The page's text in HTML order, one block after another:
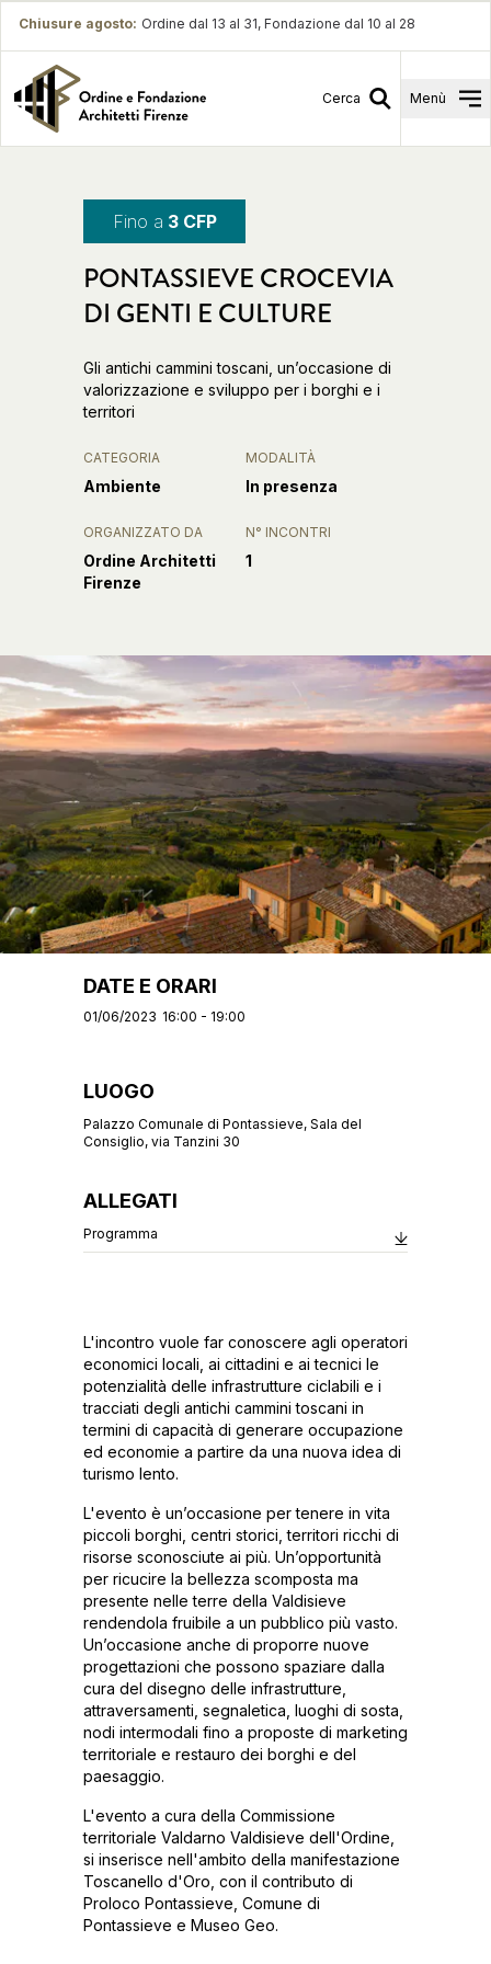
Chiusure agosto: Ordine dal 13 al 31, Fondazione dal 10 al 28
Cerca Menù
Fino a 3 CFP
PONTASSIEVE CROCEVIA
DI GENTI E CULTURE
Gli antichi cammini toscani, un’occasione di
valorizzazione e sviluppo per i borghi e i
territori
CATEGORIA
Ambiente
MODALITÀ
In presenza
ORGANIZZATO DA
Ordine Architetti
Firenze
N° INCONTRI
1
DATE E ORARI
01/06/2023 16:00 - 19:00
LUOGO
Palazzo Comunale di Pontassieve, Sala del
Consiglio, via Tanzini 30
ALLEGATI
Programma
L'incontro vuole far conoscere agli operatori
economici locali, ai cittadini e ai tecnici le
potenzialità delle infrastrutture ciclabili e i
tracciati degli antichi cammini toscani in
termini di capacità di generare occupazione
ed economie a partire da una nuova idea di
turismo lento.
L'evento è un’occasione per tenere in vita
piccoli borghi, centri storici, territori ricchi di
risorse sconosciute ai più. Un’opportunità
per ricucire la bellezza scomposta ma
presente nelle terre della Valdisieve
rendendola fruibile a un pubblico più vasto.
Un’occasione anche di proporre nuove
progettazioni che possono spaziare dalla
cura del disegno delle infrastrutture,
attraversamenti, segnaletica, luoghi di sosta,
nodi intermodali fino a proposte di marketing
territoriale e restauro dei borghi e del
paesaggio.
L'evento a cura della Commissione
territoriale Valdarno Valdisieve dell'Ordine,
si inserisce nell'ambito della manifestazione
Toscanello d'Oro, con il contributo di
Proloco Pontassieve, Comune di
Pontassieve e Museo Geo.